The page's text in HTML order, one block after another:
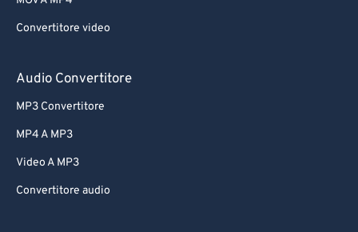
Convertitore video
Audio Convertitore
MP3 Convertitore
MP4 A MP3
Video A MP3
Convertitore audio